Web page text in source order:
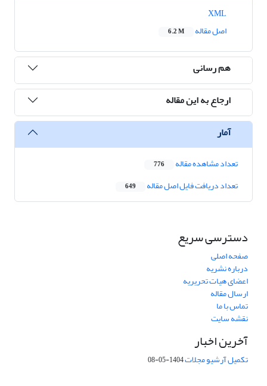
اصل مقاله
6.2 M
هم رسانی
ارجاع به این مقاله
آمار
تعداد مشاهده مقاله 776
تعداد دریافت فایل اصل مقاله 649
دسترسی سریع
صفحه اصلی
درباره نشریه
اعضای هیات تحریریه
ارسال مقاله
تماس با ما
نقشه سایت
آخرین اخبار
تکمیل آرشیو مجلات1404-05-08